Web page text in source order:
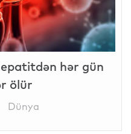
hər gün
ölür
Dünya